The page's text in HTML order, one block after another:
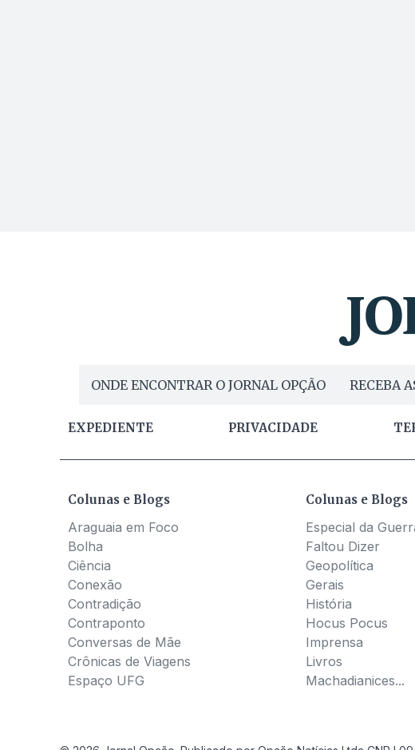
ONDE ENCONTRAR O JORNAL OPÇÃO RECEBA
EXPEDIENTE PRIVACIDADE
Colunas e Blogs
Araguaia em Foco
Bolha
Ciência
Conexão
Contradição
Contraponto
Conversas de Mãe
Crônicas de Viagens
Espaço UFG
Colunas e Blogs
Especial da
Faltou Dizer
Geopolítica
Gerais
História
Hocus Pocus
Imprensa
Livros
Machadianices...